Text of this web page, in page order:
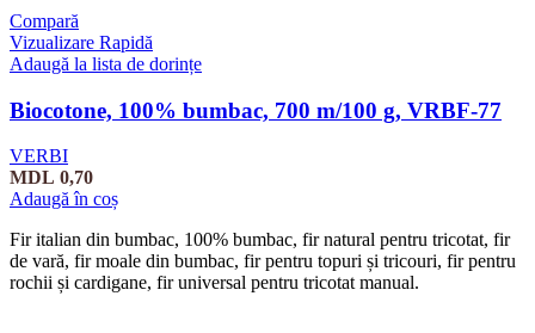
Compară
Vizualizare Rapidă
Adaugă la lista de dorințe
Biocotone, 100% bumbac, 700 m/100 g, VRBF-77
VERBI
MDL 0,70
Adaugă în coș
Fir italian din bumbac, 100% bumbac, fir natural pentru tricotat, fir
de vară, fir moale din bumbac, fir pentru topuri și tricouri, fir pentru
rochii și cardigane, fir universal pentru tricotat manual.